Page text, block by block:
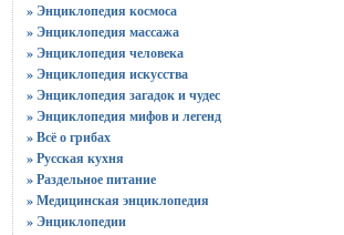
» Энциклопедия космоса
» Энциклопедия массажа
» Энциклопедия человека
» Энциклопедия искусства
» Энциклопедия загадок и чудес
» Энциклопедия мифов и легенд
» Всё о грибах
» Русская кухня
» Раздельное питание
» Медицинская энциклопедия
» Энциклопедии